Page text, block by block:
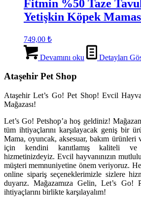
Fitmin %50 Taze
Yetişkin Köpek
749,00 ₺
Devamını oku Detayları
Ataşehir Pet Shop
Ataşehir Let’s Go! Pet Shop! Evcil
Mağazası!
Let’s Go! Petshop’a hoş geldiniz!
tüm ihtiyaçlarını karşılayacak geniş bir
Mama, oyuncak, aksesuar, bakım ürünleri
için kendini kanıtlamış kaliteli ve
hizmetinizdeyiz. Evcil hayvanınızın
müşteri memnuniyetine önem veriyoruz.
online sipariş seçeneklerimizle sizlere
duyarız. Mağazamıza Gelin, Let’s Go!
ihtiyaçlarını birlikte karşılayalım!